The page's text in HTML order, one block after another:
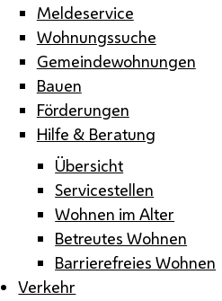
Meldeservice
Wohnungssuche
Gemeindewohnungen
Bauen
Förderungen
Hilfe & Beratung
Übersicht
Servicestellen
Wohnen im Alter
Betreutes Wohnen
Barrierefreies Wohnen
Verkehr